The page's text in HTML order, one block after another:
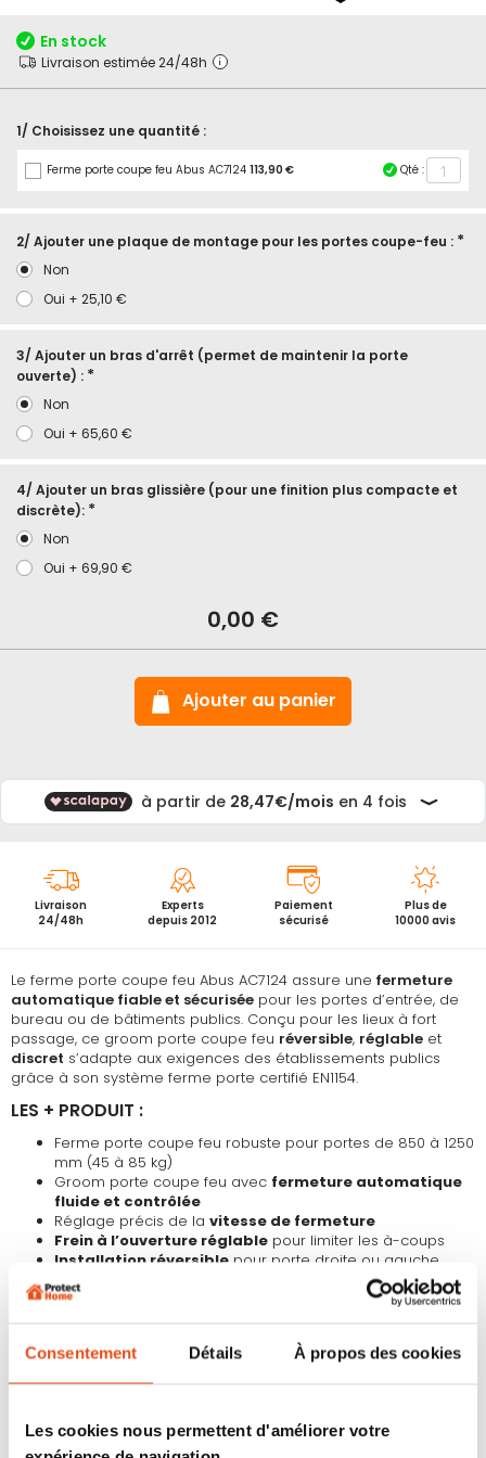
Consentement Détails À propos des cookies
Les cookies nous permettent d'améliorer votre
de
la
Le ferme porte coupe feu Abus AC7124 assure une fermeture
automatique fiable et sécurisée pour les portes d’entrée, de
bureau ou de bâtiments publics. Conçu pour les lieux à fort
passage, ce groom porte coupe feu réversible, réglable et
discret s’adapte aux exigences des établissements publics
grâce à son système ferme porte certifié EN1154.
LES + PRODUIT :
Ferme porte coupe feu robuste pour portes de 850 à 1250
mm (45 à 85 kg)
Groom porte coupe feu avec fermeture automatique
fluide et contrôlée
Réglage précis de la vitesse de fermeture
Frein à l’ouverture réglable pour limiter les à-coups
Installation réversible pour porte droite ou gauche
Plusieurs options disponibles
: bras d’arrêt, bras
glissière, plaque de montage (nécessaire pour les portes
fort passage
immeubles, établissements publics
Type : ferme-porte avec bras compas (glissière en
En stock
Livraison estimée 24/48h
1/ Choisissez une quantité :
Ferme porte coupe feu Abus AC7124 113,90 € Qté :
2/ Ajouter une plaque de montage pour les portes coupe-feu :
Non
Oui + 25,10 €
3/ Ajouter un bras d'arrêt (permet de maintenir la porte
ouverte) :
Non
Oui + 65,60 €
4/ Ajouter un bras glissière (pour une finition plus compacte et
discrète):
Non
Oui + 69,90 €
feu
0,00 €
Ajouter au panier
Livraison
24/48h
Experts
depuis 2012
Paiement
sécurisé
Plus de
10000 avis